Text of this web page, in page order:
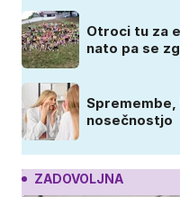
Otroci tu za
nato pa se
nosečnostjo
ZADOVOLJNA